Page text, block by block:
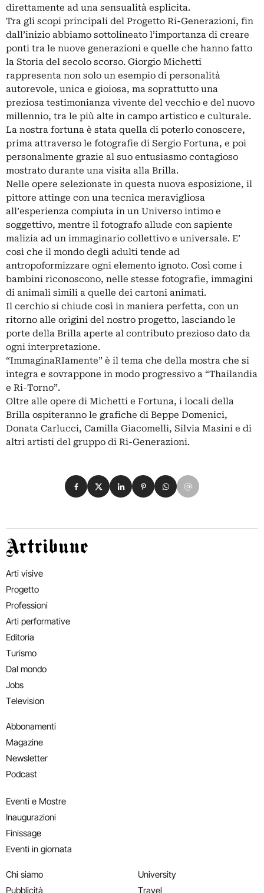
direttamente ad una sensualità esplicita.
Tra gli scopi principali del Progetto Ri-Generazioni, fin
dall’inizio abbiamo sottolineato l’importanza di creare
ponti tra le nuove generazioni e quelle che hanno fatto
la Storia del secolo scorso. Giorgio Michetti
rappresenta non solo un esempio di personalità
autorevole, unica e gioiosa, ma soprattutto una
preziosa testimonianza vivente del vecchio e del nuovo
millennio, tra le più alte in campo artistico e culturale.
La nostra fortuna è stata quella di poterlo conoscere,
prima attraverso le fotografie di Sergio Fortuna, e poi
personalmente grazie al suo entusiasmo contagioso
mostrato durante una visita alla Brilla.
Nelle opere selezionate in questa nuova esposizione, il
pittore attinge con una tecnica meravigliosa
all’esperienza compiuta in un Universo intimo e
soggettivo, mentre il fotografo allude con sapiente
malizia ad un immaginario collettivo e universale. E’
così che il mondo degli adulti tende ad
antropoformizzare ogni elemento ignoto. Così come i
bambini riconoscono, nelle stesse fotografie, immagini
di animali simili a quelle dei cartoni animati.
Il cerchio si chiude così in maniera perfetta, con un
ritorno alle origini del nostro progetto, lasciando le
porte della Brilla aperte al contributo prezioso dato da
ogni interpretazione.
“ImmaginaRIamente” è il tema che della mostra che si
integra e sovrappone in modo progressivo a “Thailandia
e Ri-Torno”.
Oltre alle opere di Michetti e Fortuna, i locali della
Brilla ospiteranno le grafiche di Beppe Domenici,
Donata Carlucci, Camilla Giacomelli, Silvia Masini e di
altri artisti del gruppo di Ri-Generazioni.
Condividi su Facebook
Condividi su X
Condividi su LinkedIn
Condividi su Pinterest
Condividi su WhatsApp
Condividi su Email
Artribune
Arti visive
Progetto
Professioni
Arti performative
Editoria
Turismo
Dal mondo
Jobs
Television
Abbonamenti
Magazine
Newsletter
Podcast
Eventi e Mostre
Inaugurazioni
Finissage
Eventi in giornata
Chi siamo
Pubblicità
University
Travel